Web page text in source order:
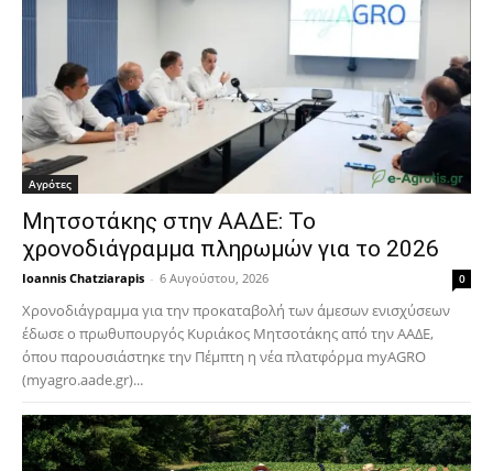
Αγρότες
Μητσοτάκης στην ΑΑΔΕ: Το
χρονοδιάγραμμα πληρωμών για το 2026
Ioannis Chatziarapis - 6 Αυγούστου, 2026 0
Χρονοδιάγραμμα για την προκαταβολή των άμεσων ενισχύσεων
έδωσε ο πρωθυπουργός Κυριάκος Μητσοτάκης από την ΑΑΔΕ,
όπου παρουσιάστηκε την Πέμπτη η νέα πλατφόρμα myAGRO
(myagro.aade.gr)...